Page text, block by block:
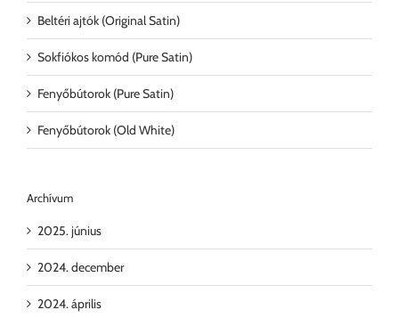
Beltéri ajtók (Original Satin)
Sokfiókos komód (Pure Satin)
Fenyőbútorok (Pure Satin)
Fenyőbútorok (Old White)
Archívum
2025. június
2024. december
2024. április